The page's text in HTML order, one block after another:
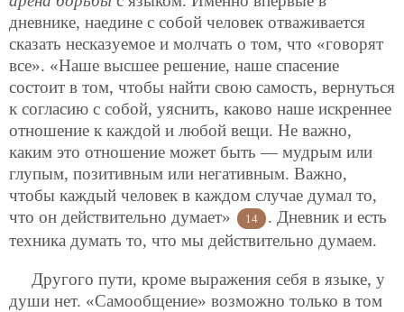
дневнике, наедине с собой человек отваживается
сказать несказуемое и молчать о том, что «говорят
все». «Наше высшее решение, наше спасение
состоит в том, чтобы найти свою самость, вернуться
к согласию с собой, уяснить, каково наше искреннее
отношение к каждой и любой вещи. Не важно,
каким это отношение может быть — мудрым или
глупым, позитивным или негативным. Важно,
чтобы каждый человек в каждом случае думал то,
что он действительно думает»
14
. Дневник и есть
техника думать то, что мы действительно думаем.
Другого пути, кроме выражения себя в языке, у
души нет. «Самообщение» возможно только в том